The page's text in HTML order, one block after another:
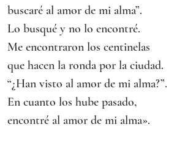
buscaré al amor de mi alma”.
Lo busqué y no lo encontré.
Me encontraron los centinelas
que hacen la ronda por la ciudad.
“¿Han visto al amor de mi alma?”.
En cuanto los hube pasado,
encontré al amor de mi alma».